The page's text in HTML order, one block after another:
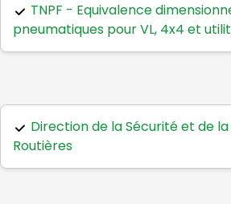
TNPF - Equivalence
pneumatiques pour VL, 4x4 et
Direction de la Sécurité et de
Routières